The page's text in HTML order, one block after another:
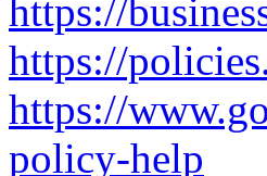
https://
https://
https://
policy-help